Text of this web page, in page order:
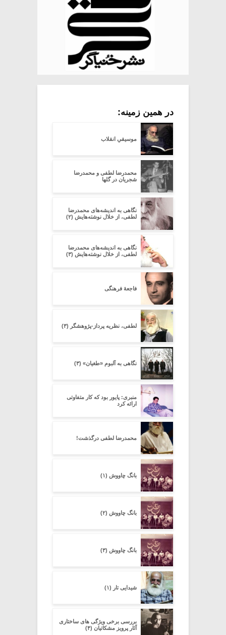
در همین زمینه:
موسیقیِ انقلاب
محمدرضا لطفی و محمدرضا
شجریان در گلها
نگاهی به اندیشه‌های محمدرضا
لطفی، از خلال نوشته‌هایش (۲)
نگاهی به اندیشه‌های محمدرضا
لطفی، از خلال نوشته‌هایش (۳)
فاجعۀ فرهنگی
لطفی، نظریه پرداز-پژوهشگر (۳)
نگاهی به آلبوم «طغیان» (۳)
منبری: پایور بود که کار متفاوتی
ارائه کرد
محمدرضا لطفی درگذشت!
بانگ چاووش (۱)
بانگ چاووش (۲)
بانگ چاووش (۳)
شیدایی تار (۱)
بررسی برخی ویژگی های ساختاری
آثار پرویز مشکاتیان (۴)